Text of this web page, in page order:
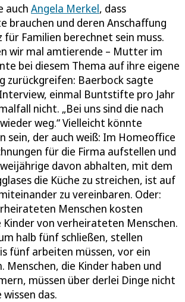
auch Angela Merkel, dass
brauchen und deren Anschaffung
für Familien berechnet sein muss.
wir mal amtierende – Mutter im
bei diesem Thema auf ihre eigene
zurückgreifen: Baerbock sagte
einmal Buntstifte pro Jahr
nicht. „Bei uns sind die nach
weg.“ Vielleicht könnte
sein, der auch weiß: Im Homeoffice
für die Firma aufstellen und
davon abhalten, mit dem
die Küche zu streichen, ist auf
zu vereinbaren. Oder:
Menschen kosten
Kinder von verheirateten Menschen.
halb fünf schließen, stellen
fünf arbeiten müssen, vor ein
Menschen, die Kinder haben und
müssen über derlei Dinge nicht
das.